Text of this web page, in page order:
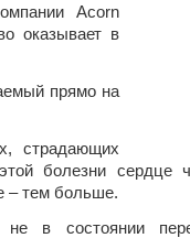
Acorn
оказывает в
прямо на
страдающих
болезни сердце
– тем больше.
в состоянии